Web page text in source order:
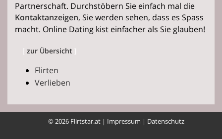
Partnerschaft. Durchstöbern Sie einfach mal die
Kontaktanzeigen, Sie werden sehen, dass es Spass
macht. Online Dating kist einfacher als Sie glauben!
[ zur Übersicht ]
Flirten
Verlieben
© 2026 Flirtstar.at | Impressum | Datenschutz